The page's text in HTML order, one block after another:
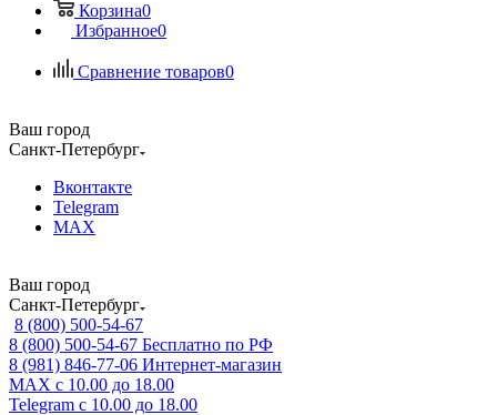
Корзина0
Избранное0
Сравнение товаров0
Ваш город
Санкт-Петербург
Вконтакте
Telegram
MAX
Ваш город
Санкт-Петербург
8 (800) 500-54-67
8 (800) 500-54-67 Бесплатно по РФ
8 (981) 846-77-06 Интернет-магазин
MAX с 10.00 до 18.00
Telegram с 10.00 до 18.00